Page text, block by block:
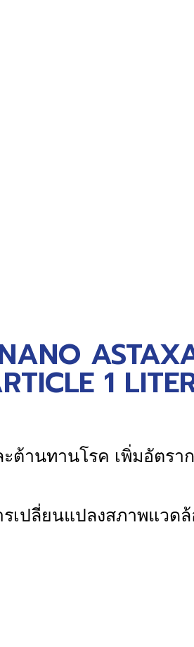
1
ต้านทานโรค เพิ่มอัตรา
เปลี่ยนแปลงสภาพแวด